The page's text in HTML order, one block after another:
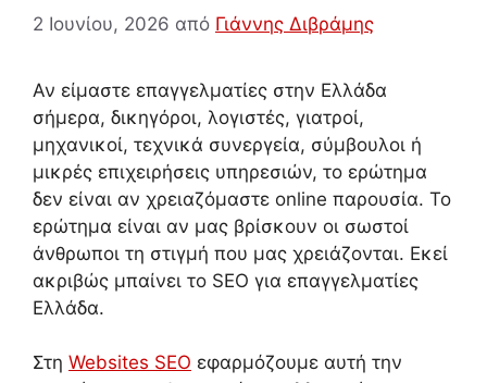
2 Ιουνίου, 2026 από Γιάννης Διβράμης
Αν είμαστε επαγγελματίες στην Ελλάδα
σήμερα, δικηγόροι, λογιστές, γιατροί,
μηχανικοί, τεχνικά συνεργεία, σύμβουλοι ή
μικρές επιχειρήσεις υπηρεσιών, το ερώτημα
δεν είναι αν χρειαζόμαστε online παρουσία. Το
ερώτημα είναι αν μας βρίσκουν οι σωστοί
άνθρωποι τη στιγμή που μας χρειάζονται. Εκεί
ακριβώς μπαίνει το SEO για επαγγελματίες
Ελλάδα.
Στη Websites SEO εφαρμόζουμε αυτή την